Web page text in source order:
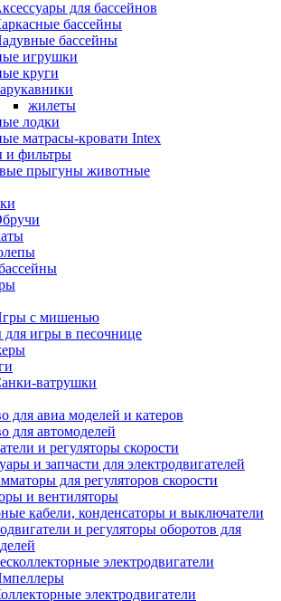
для бассейнов
бассейны
бассейны
игрушки
круги
жилеты
лодки
матрасы-кровати Intex
и фильтры
прыгуны животные
с мишенью
для игры в песочнице
ватрушки
для авиа моделей и катеров
для автомоделей
и регуляторы скорости
и запчасти для электродвигателей
для регуляторов скорости
и вентиляторы
кабели, конденсаторы и выключатели
и регуляторы оборотов для
электродвигатели
электродвигатели